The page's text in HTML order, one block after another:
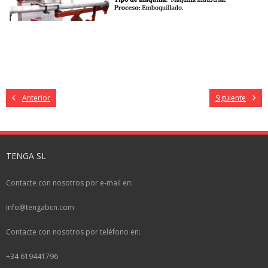
Anterior Siguiente
TENGA SL
Contacte con nosotros por e-mail en:
info@tengabcn.com
Contacte con nosotros por teléfono en:
+34 619441796